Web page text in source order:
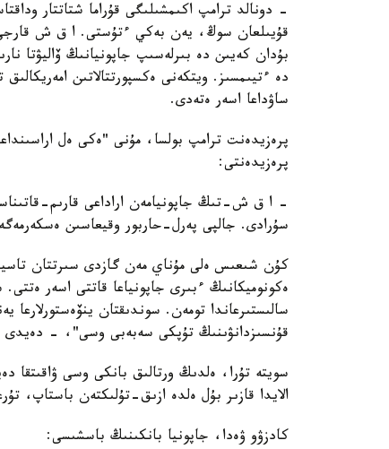
- دونالد ترامپ اكىمشىلىگى قۇراما شتاتتار
قۇيىلعان سوڭ، يەن بەكي ءتۇستى. ا ق ش قارجى
بۇدان كەيىن دە بىرلەسىپ جاپونيانىڭ ۆاليۋتا
دە ءتيىمسىز. ويتكەنى ەكسپورتتالاتىن
ساۋداعا اسەر ەتەدى.
پرەزيدەنت ترامپ بولسا، مۇنى "ەكى ەل
پرەزيدەنتى:
- ا ق ش-تىڭ جاپونيامەن اراداعى قارىم-
سۇرادى. جالپى پەرل-حاربور وقيعاسىن
كۇن شىعىس ەلى مۇناي مەن گازدى سىرتتان
ەكونوميكانىڭ ءبىرى جاپونياعا قاتتى اسەر
سالىستىرعاندا تومەن. سوندىقتان
قۇنسىزدانۋىنىڭ تۇپكى سەبەبى وسى"، - دەيدى
الايدا قازىر بۇل ەلدە ازىق-تۇلىكتەن باستاپ،
كادزۋو ۋەدا، جاپونيا بانكىنىڭ باسشىسى: